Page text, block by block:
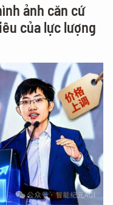
ảnh căn cứ
của lực lượng